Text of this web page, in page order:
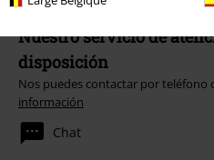
Nuestro servicio de
disposición
Nos puedes contactar por teléfono
información
Chat